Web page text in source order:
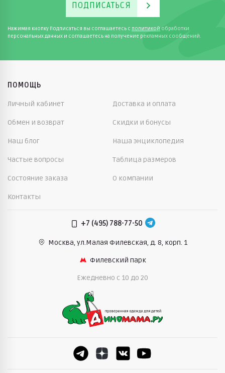
ПОДПИСАТЬСЯ
Нажимая кнопку Подписаться вы соглашаетесь с политикой обработки
персональных данных и соглашаетесь на получение рекламных сообщений.
ПОМОЩЬ
Личный кабинет Доставка и оплата
Обмен и возврат Скидки и бонусы
Наш блог Наша энциклопедия
Частые вопросы Таблица размеров
Состояние заказа О компании
Контакты
+7 (495) 788-77-50
Москва, ул.Малая Филевская, д. 8, корп. 1
Филевский парк
Ежедневно c 10 до 20